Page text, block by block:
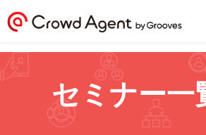
セミナー一